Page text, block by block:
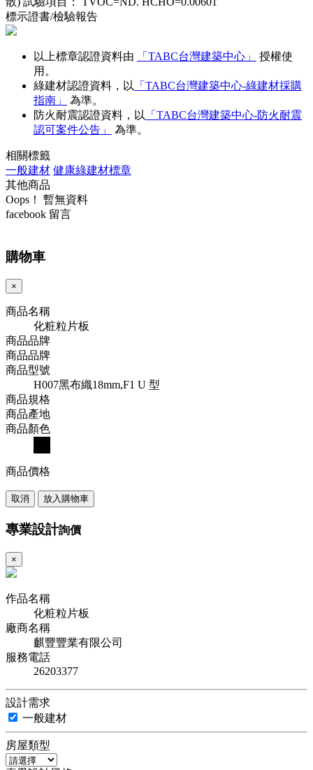
標示證書/檢驗報告
以上標章認證資料由 「TABC台灣建築中心」
授權使
用。
綠建材認證資料，以
「TABC台灣建築中心-綠建材採購
指南」
為準。
防火耐震認證資料，以
「TABC台灣建築中心-防火耐震
認可案件公告」
為準。
相關標籤
一般建材 健康綠建材標章
其他商品
Oops！ 暫無資料
facebook 留言
購物車
×
商品名稱
化粧粒片板
商品品牌
商品品牌
商品型號
H007黑布織18mm,F1 U 型
商品規格
商品產地
商品顏色
商品價格
取消 放入購物車
專業設計詢價
×
作品名稱
化粧粒片板
廠商名稱
麒豐豐業有限公司
服務電話
26203377
設計需求
一般建材
房屋類型